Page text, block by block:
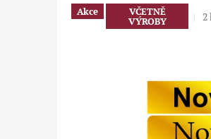
Akce VČETNĚ
VÝROBY
z
5
2